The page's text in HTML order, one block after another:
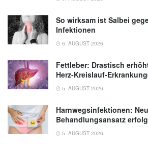
So wirksam ist Salbei
Infektionen
6. AUGUST 2026
Fettleber: Drastisch
Herz-Kreislauf-
5. AUGUST 2026
Harnwegsinfektionen:
Behandlungsansatz
5. AUGUST 2026